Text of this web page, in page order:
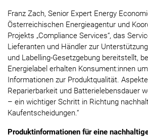
Franz Zach, Senior Expert Energy
Österreichischen Energieagentur und
Projekts „Compliance Services“, das
Lieferanten und Händler zur
und Labelling-Gesetzgebung bereitstellt,
Energielabel erhalten Konsument:innen
Informationen zur Produktqualität.
Reparierbarkeit und Batterielebensdauer
– ein wichtiger Schritt in Richtung
Kaufentscheidungen.“
Produktinformationen für eine